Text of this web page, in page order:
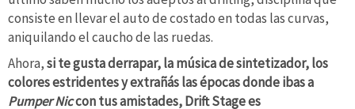
consiste en llevar el auto de costado en todas las curvas,
aniquilando el caucho de las ruedas.
Ahora,si te gusta derrapar, la música de sintetizador, los
colores estridentes y extrañás las épocas donde ibas a
Pumper Niccon tus amistades, Drift Stage es